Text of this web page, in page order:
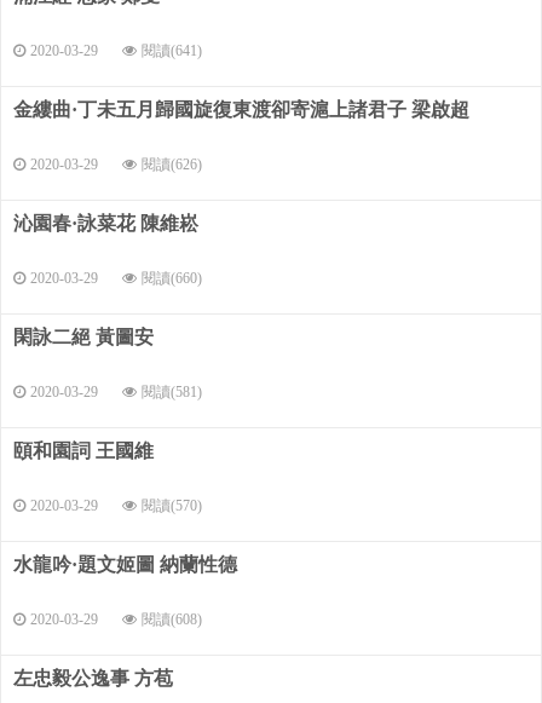
泜水鑒賞
鄭板橋寫了不少詠史詩，從這些詩中可以看出鄭板橋對于
陘，斬陳馀泜水上這一段歷史故事。前六句寫景，中間兩句承
個生死之交的朋友最后反目成仇。詩歌語言流暢，質樸自然。
2020-03-29 閱讀(641)
金縷曲·丁未五月歸國旋復東渡卻寄滬上諸君子 梁啟超
2020-03-29 閱讀(626)
沁園春·詠菜花 陳維崧
2020-03-29 閱讀(660)
閑詠二絕 黃圖安
2020-03-29 閱讀(581)
頤和園詞 王國維
2020-03-29 閱讀(570)
水龍吟·題文姬圖 納蘭性德
2020-03-29 閱讀(608)
左忠毅公逸事 方苞